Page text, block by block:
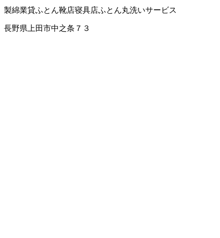
製綿業貸ふとん靴店寝具店ふとん丸洗いサービス
長野県上田市中之条７３